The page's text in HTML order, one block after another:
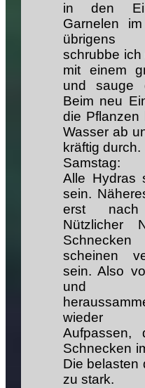
in den
Garnelen
übrigens
schrubbe
mit einem
und sauge
Beim neu
die Pflanzen
Wasser ab
kräftig durch.
Samstag:
Alle Hydras
sein.
erst
Nützlicher
scheinen
sein. Also
und
wieder
Aufpassen,
Schnecken
Die belasten
zu stark.